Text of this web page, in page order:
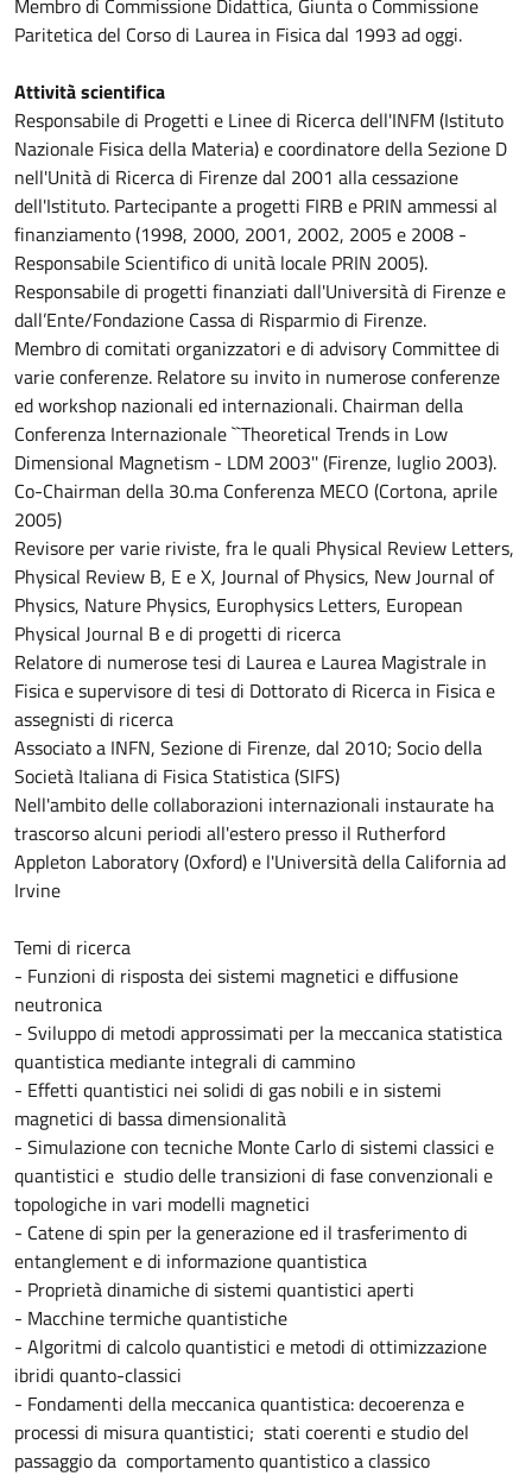
Membro di Commissione Didattica, Giunta o Commissione
Paritetica del Corso di Laurea in Fisica dal 1993 ad oggi.
Attività scientifica
Responsabile di Progetti e Linee di Ricerca dell'INFM (Istituto
Nazionale Fisica della Materia) e coordinatore della Sezione D
nell'Unità di Ricerca di Firenze dal 2001 alla cessazione
dell'Istituto. Partecipante a progetti FIRB e PRIN ammessi al
finanziamento (1998, 2000, 2001, 2002, 2005 e 2008 -
Responsabile Scientifico di unità locale PRIN 2005).
Responsabile di progetti finanziati dall'Università di Firenze e
dall’Ente/Fondazione Cassa di Risparmio di Firenze.
Membro di comitati organizzatori e di advisory Committee di
varie conferenze. Relatore su invito in numerose conferenze
ed workshop nazionali ed internazionali. Chairman della
Conferenza Internazionale ``Theoretical Trends in Low
Dimensional Magnetism - LDM 2003'' (Firenze, luglio 2003).
Co-Chairman della 30.ma Conferenza MECO (Cortona, aprile
2005)
Revisore per varie riviste, fra le quali Physical Review Letters,
Physical Review B, E e X, Journal of Physics, New Journal of
Physics, Nature Physics, Europhysics Letters, European
Physical Journal B e di progetti di ricerca
Relatore di numerose tesi di Laurea e Laurea Magistrale in
Fisica e supervisore di tesi di Dottorato di Ricerca in Fisica e
assegnisti di ricerca
Associato a INFN, Sezione di Firenze, dal 2010; Socio della
Società Italiana di Fisica Statistica (SIFS)
Nell'ambito delle collaborazioni internazionali instaurate ha
trascorso alcuni periodi all'estero presso il Rutherford
Appleton Laboratory (Oxford) e l'Università della California ad
Irvine
Temi di ricerca
- Funzioni di risposta dei sistemi magnetici e diffusione
neutronica
- Sviluppo di metodi approssimati per la meccanica statistica
quantistica mediante integrali di cammino
- Effetti quantistici nei solidi di gas nobili e in sistemi
magnetici di bassa dimensionalità
- Simulazione con tecniche Monte Carlo di sistemi classici e
quantistici e studio delle transizioni di fase convenzionali e
topologiche in vari modelli magnetici
- Catene di spin per la generazione ed il trasferimento di
entanglement e di informazione quantistica
- Proprietà dinamiche di sistemi quantistici aperti
- Macchine termiche quantistiche
- Algoritmi di calcolo quantistici e metodi di ottimizzazione
ibridi quanto-classici
- Fondamenti della meccanica quantistica: decoerenza e
processi di misura quantistici; stati coerenti e studio del
passaggio da comportamento quantistico a classico